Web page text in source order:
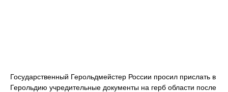
Государственный Герольдмейстер России просил прислать в
Герольдию учредительные документы на герб области после